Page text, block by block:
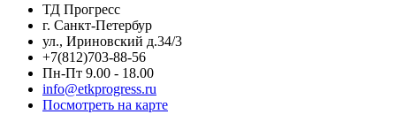
ТД Прогресс
г. Санкт-Петербур
ул., Ириновский д.34/3
+7(812)703-88-56
Пн-Пт 9.00 - 18.00
info@etkprogress.ru
Посмотреть на карте